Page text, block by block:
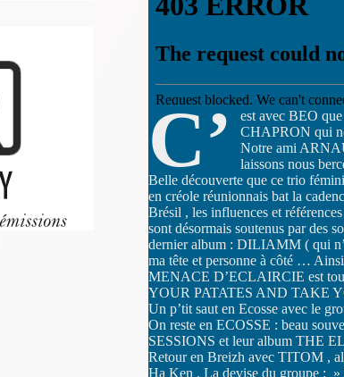
C’
est avec BEO
CHAPRON qui
Notre ami
laissons nous
Belle découverte que ce trio
en créole réunionnais bat la
Brésil , les influences et
sont désormais soutenus par des
dernier album : DILIAMM ( qui
ma tête et personne à côté …
MENACE D’ECLAIRCIE est
YOUR PATATES AND TAKE
Un p’tit saut en Ecosse avec le
On reste en ECOSSE : beau
SESSIONS et leur album THE
Retour en Breizh avec TITOM ,
Ha Ken . La devise du groupe :